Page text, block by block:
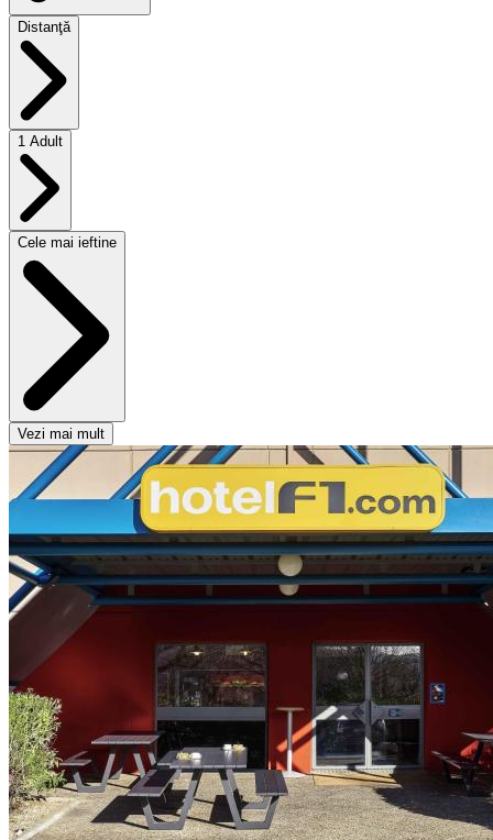
Distanţă
1 Adult
Cele mai ieftine
Vezi mai mult